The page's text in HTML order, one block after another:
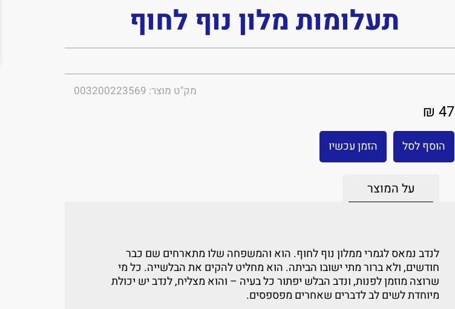
תעלומות מלון נוף לחוף
מק"ט מוצר: 003200223569
47 ₪
הוסף לסל הזמן עכשיו
על המוצר
לנדב נמאס לגמרי ממלון נוף לחוף. הוא והמשפחה שלו מתארחים שם כבר
חודשים, ולא ברור מתי ישובו הביתה. הוא מחליט להקים את הבלשייה. כל מי
שרוצה מוזמן לפנות, ונדב הבלש יפתור כל בעיה – והוא מצליח, לנדב יש יכולת
מיוחדת לשים לב לדברים שאחרים מפספסים.